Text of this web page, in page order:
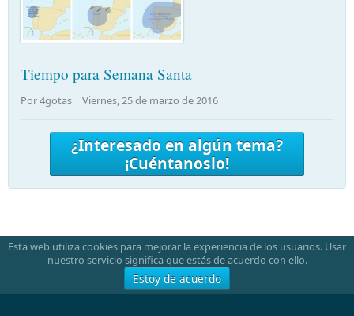
Tiempo para Semana Santa
Por 4gotas | Viernes, 25 de marzo de 2016
¿Interesado en algún tema?
¡Cuéntanoslo!
Esta web utiliza cookies para mejorar la experiencia de los usuarios. Usar
nuestro servicio significa que estás de acuerdo con ello.
Estoy de acuerdo